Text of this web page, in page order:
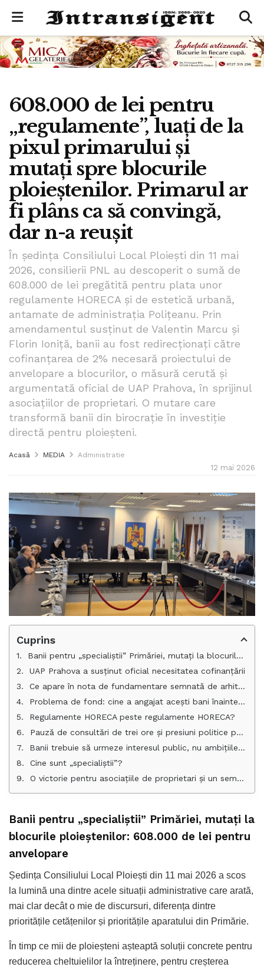
608.000 de lei pentru
„regulamente”, luați de la
pixul primarului și
mutați spre blocurile
ploieștenilor. Primarul ar
fi plâns ca să convingă,
dar n-a reușit
În ședința Consiliului Local Ploiești din 11 mai
2026, consilierii PNL au descoperit o sumă de
608.000 de lei pregătită pentru plata unor
regulamente HORECA și de estetică urbană,
antamate de administrația Polițeanu. Prin
amendamentul susținut de Valentin Marcu și
Florin Ioniță, banii au fost redirecționați către
cofinanțarea de 2% necesară proiectului de
anvelopare a blocurilor, o măsură cerută și
argumentată oficial de UAP Prahova, în sprijinul
asociațiilor de proprietari. O mutare care
transformă banii din birocrație în investiție
directă pentru ploieșteni.
Acasă MEDIA Administratie
12 mai 2026
Cuprins
Banii pentru „specialiștii” Primăriei, mutați la blocurile ploieștenilor: 608.000 de lei pentru anvelopare
UAP Prahova a susținut oficial necesitatea cofinanțării
Ce apare în nota de fundamentare semnată de arhitecta-șefă și aprobată de primar
Problema de fond: cine a angajat acești bani înainte de votul Consiliului Local?
Regulamente HORECA peste regulamente HORECA?
Pauză de consultări de trei ore și presiuni politice pentru păstrarea banilor. Lacrimile primarului nu au produs efecte
Banii trebuie să urmeze interesul public, nu ambițiile administrative
Cine sunt „specialiștii”?
O victorie pentru asociațiile de proprietari și un semnal pentru Primărie
Banii pentru „specialiștii” Primăriei, mutați la
blocurile ploieștenilor: 608.000 de lei pentru
anvelopare
Ședința Consiliului Local Ploiești din 11 mai 2026 a scos
la lumină una dintre acele situații administrative care arată,
mai clar decât o mie de discursuri, diferența dintre
prioritățile cetățenilor și prioritățile aparatului din Primărie.
În timp ce mii de ploieșteni așteaptă soluții concrete pentru
reducerea cheltuielilor la întreținere, pentru creșterea